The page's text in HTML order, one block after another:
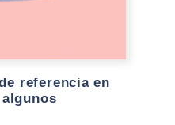
referencia en